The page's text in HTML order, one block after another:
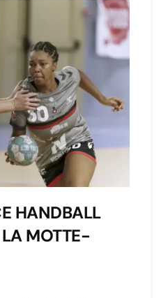
HANDBALL
LA MOTTE-